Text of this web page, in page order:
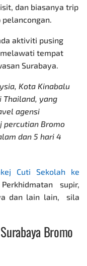
dan biasanya trip
aktiviti pusing
tempat
Surabaya.
Kota Kinabalu
Thailand, yang
agensi
percutian Bromo
dan 5 hari 4
Cuti Sekolah ke
supir,
dan lain lain, sila
Bromo